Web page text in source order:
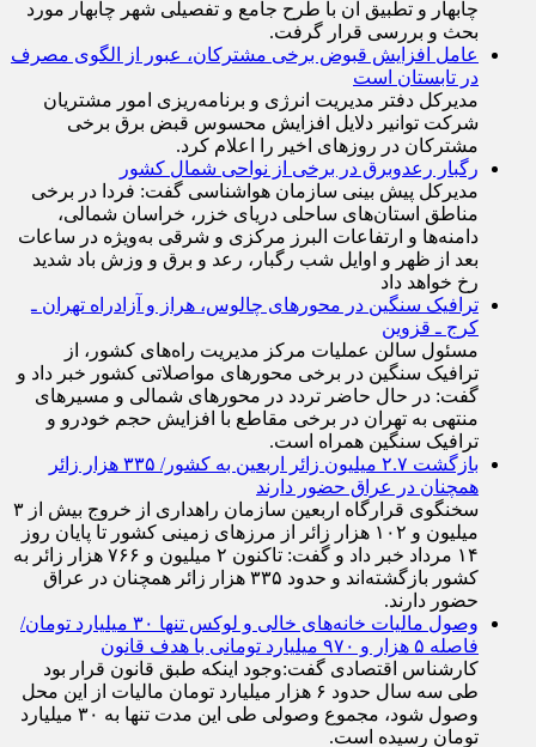
بندری با نگاه یکپارچه از جمله طرح جامع بندر شهید بهشتی
چابهار و تطبیق آن با طرح جامع و تفصیلی شهر چابهار مورد
بحث و بررسی قرار گرفت.
عامل افزایش قبوض برخی مشترکان، عبور از الگوی مصرف
در تابستان است
مدیرکل دفتر مدیریت انرژی و برنامه‌ریزی امور مشتریان
شرکت توانیر دلایل افزایش محسوس قبض برق برخی
مشترکان در روزهای اخیر را اعلام کرد.
رگبار رعدوبرق در برخی از نواحی شمال کشور
مدیرکل پیش بینی سازمان هواشناسی گفت: فردا در برخی
مناطق استان‌های ساحلی دریای خزر، خراسان شمالی،
دامنه‌ها و ارتفاعات البرز مرکزی و شرقی به‌ویژه در ساعات
بعد از ظهر و اوایل شب رگبار، رعد و برق و وزش باد شدید
رخ خواهد داد
ترافیک سنگین در محورهای چالوس، هراز و آزادراه تهران ـ
کرج ـ قزوین
مسئول سالن عملیات مرکز مدیریت راه‌های کشور، از
ترافیک سنگین در برخی محورهای مواصلاتی کشور خبر داد و
گفت: در حال حاضر تردد در محورهای شمالی و مسیرهای
منتهی به تهران در برخی مقاطع با افزایش حجم خودرو و
ترافیک سنگین همراه است.
همچنان در عراق حضور دارند
میلیون و ۱۰۲ هزار زائر از مرز‌های زمینی کشور تا پایان روز
۱۴ مرداد خبر داد و گفت: تاکنون ۲ میلیون و ۷۶۶ هزار زائر به
حضور دارند.
وصول مالیات خانه‌های خالی و لوکس تنها ۳۰ میلیارد تومان/
فاصله ۵ هزار و ۹۷۰ میلیارد تومانی با هدف قانون
کارشناس اقتصادی گفت:وجود اینکه طبق قانون قرار بود
طی سه سال حدود ۶ هزار میلیارد تومان مالیات از این محل